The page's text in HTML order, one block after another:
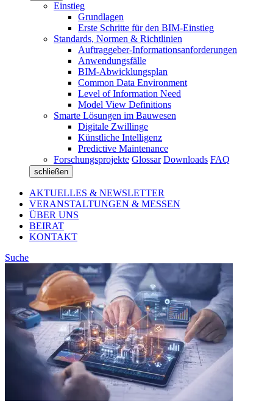
Einstieg
Grundlagen
Erste Schritte für den BIM-Einstieg
Standards, Normen & Richtlinien
Auftraggeber-Informationsanforderungen
Anwendungsfälle
BIM-Abwicklungsplan
Common Data Environment
Level of Information Need
Model View Definitions
Smarte Lösungen im Bauwesen
Digitale Zwillinge
Künstliche Intelligenz
Predictive Maintenance
Forschungsprojekte Glossar Downloads FAQ
schließen
AKTUELLES & NEWSLETTER
VERANSTALTUNGEN & MESSEN
ÜBER UNS
BEIRAT
KONTAKT
Suche